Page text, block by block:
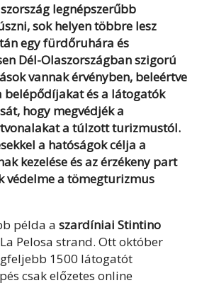
legnépszerűbb
sok helyen többre lesz
egy fürdőruhára és
Dél-Olaszországban szigorú
vannak érvényben, beleértve
belépődíjakat és a látogatók
hogy megvédjék a
a túlzott turizmustól.
a hatóságok célja a
kezelése és az érzékeny part
védelme a tömegturizmus
példa a szardíniai Stintino
Pelosa strand. Ott október
1500 látogatót
csak előzetes online